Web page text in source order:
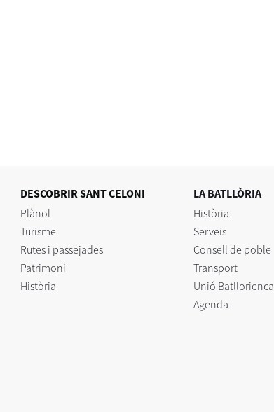
DESCOBRIR SANT CELONI
Plànol
Turisme
Rutes i passejades
Patrimoni
Història
LA BATLLÒRIA
Història
Serveis
Consell de poble
Transport
Unió Batllorienca
Agenda